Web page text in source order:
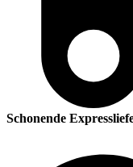
Schonende